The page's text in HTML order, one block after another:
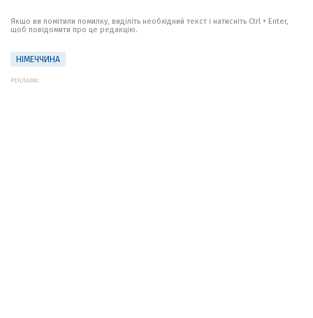
Якщо ви помітили помилку, виділіть необхідний текст і натисніть Ctrl + Enter,
щоб повідомити про це редакцію.
НІМЕЧЧИНА
РЕКЛАМА: